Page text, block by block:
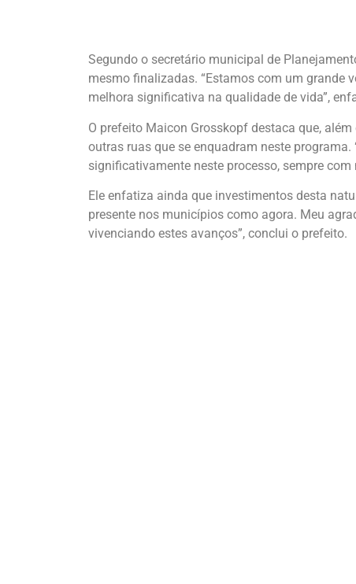
Segundo o secretário municipal de
mesmo finalizadas. “Estamos com um grande
melhora significativa na qualidade de vida”,
O prefeito Maicon Grosskopf destaca que,
outras ruas que se enquadram neste
significativamente neste processo, sempre
Ele enfatiza ainda que investimentos desta
presente nos municípios como agora. Meu
vivenciando estes avanços”, conclui o prefeito.